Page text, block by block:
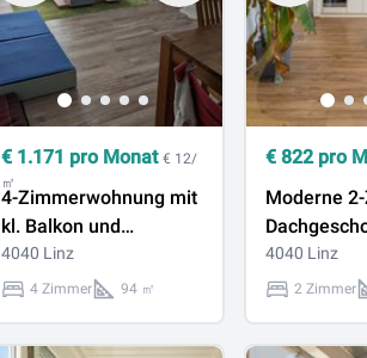
€ 1.171 pro Monat€ 12/
㎡
4-Zimmerwohnung mit
kl. Balkon und
Parkplatz -
Urfahr/Baumgärtelstraße
4040 Linz
4 Zimmer 94 ㎡
€ 822pro
Moderne
mit
Küche
4040 Linz
2 Zimmer